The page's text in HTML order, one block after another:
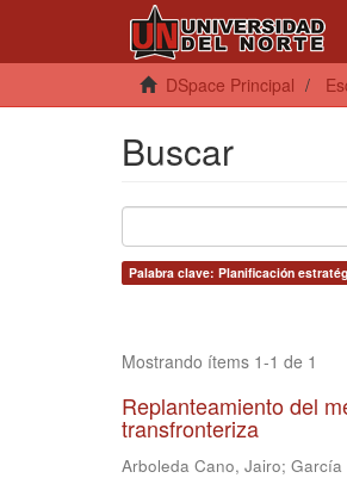
DSpace Principal
Buscar
Palabra clave: Planificación
Mostrando ítems 1-1 de 1
Replanteamiento del
transfronteriza
Arboleda Cano, Jairo; García